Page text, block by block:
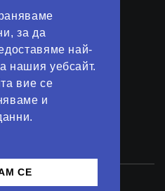
за да
най-
нашия уебсайт.
вие се
и
СЕ
Kirov Invest Group